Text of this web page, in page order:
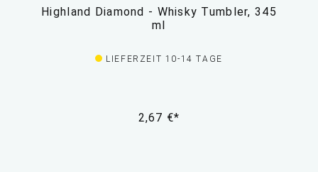
Highland Diamond - Whisky Tumbler, 345
ml
LIEFERZEIT 10-14 TAGE
2,67 €*